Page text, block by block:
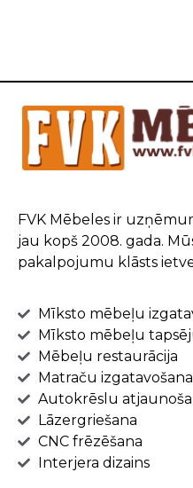
FVK Mēbeles ir
jau kopš 2008. gada.
pakalpojumu klāsts
Mīksto mēbeļu
Mīksto mēbeļu
Mēbeļu restaurācija
Matraču izgatavošana
Autokrēslu
Lāzergriešana
CNC frēzēšana
Interjera dizains